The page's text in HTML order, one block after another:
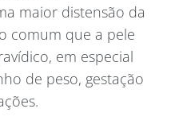
maior distensão da
comum que a pele
em especial
de peso, gestação